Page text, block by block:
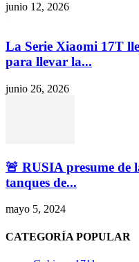
junio 12, 2026
La Serie Xiaomi 17T
para llevar la...
junio 26, 2026
🚨 RUSIA presume de
tanques de...
mayo 5, 2024
CATEGORÍA POPULAR